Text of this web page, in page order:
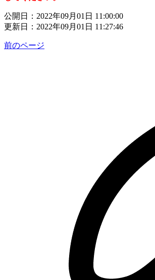
公開日：2022年09月01日 11:00:00
更新日：2022年09月01日 11:27:46
前のページ